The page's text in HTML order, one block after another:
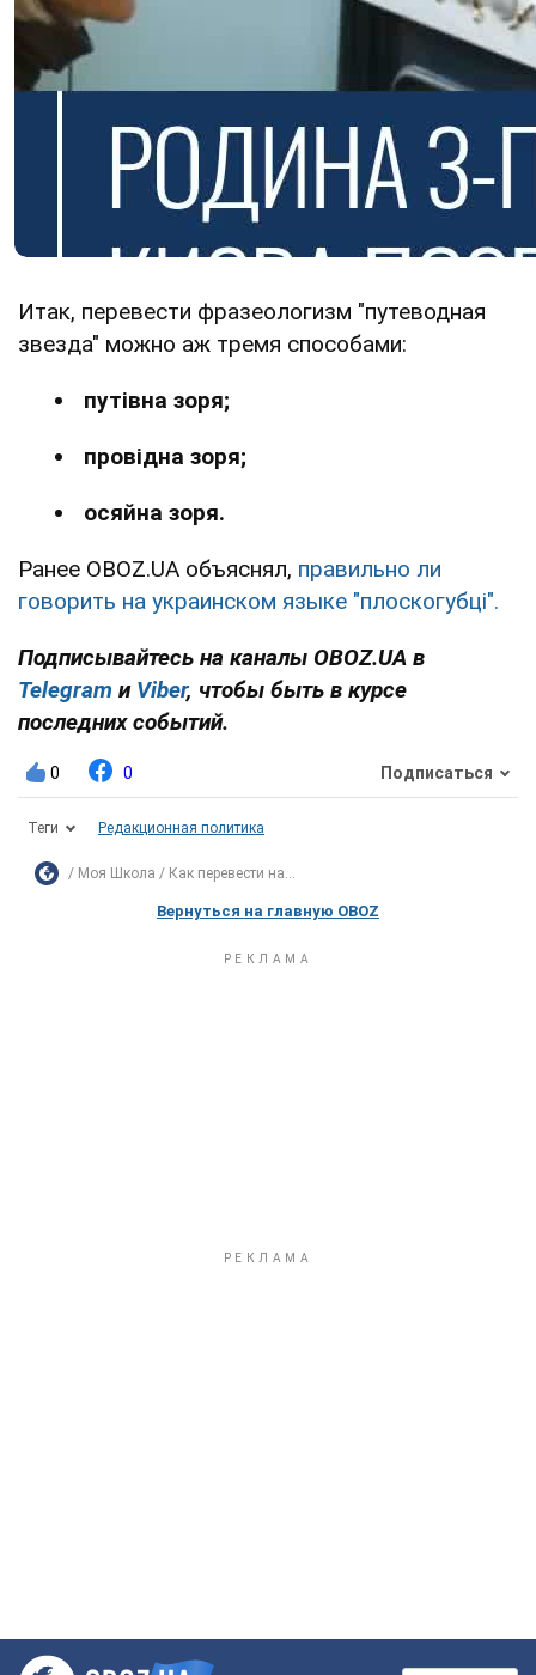
Итак, перевести фразеологизм "путеводная
звезда" можно аж тремя способами:
путівна зоря;
провідна зоря;
осяйна зоря.
Ранее OBOZ.UA объяснял, правильно ли
говорить на украинском языке "плоскогубці".
Подписывайтесь на каналы OBOZ.UA в
Telegram и Viber, чтобы быть в курсе
последних событий.
0 0 Подписаться
Теги Редакционная политика
Моя Школа Как перевести на...
Вернуться на главную OBOZ